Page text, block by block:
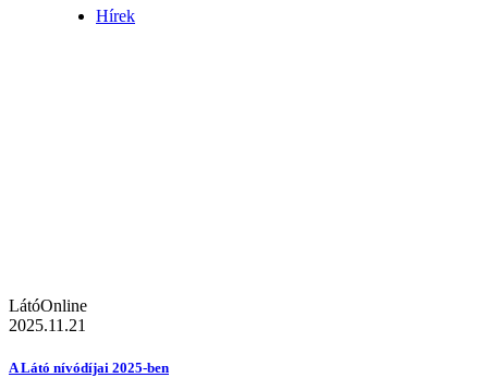
Hírek
LátóOnline
2025.11.21
A Látó nívódíjai 2025-ben